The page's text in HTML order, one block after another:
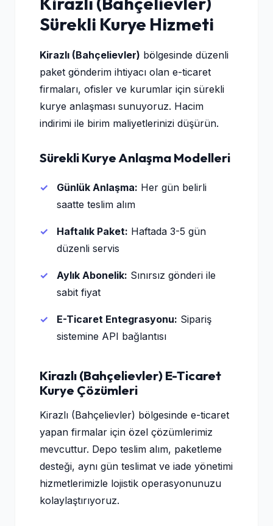
Sürekli Kurye Hizmeti
Kirazlı (Bahçelievler) bölgesinde düzenli
paket gönderim ihtiyacı olan e-ticaret
firmaları, ofisler ve kurumlar için sürekli
kurye anlaşması sunuyoruz. Hacim
indirimi ile birim maliyetlerinizi düşürün.
Sürekli Kurye Anlaşma Modelleri
Günlük Anlaşma: Her gün belirli
saatte teslim alım
Haftalık Paket: Haftada 3-5 gün
düzenli servis
Aylık Abonelik: Sınırsız gönderi ile
sabit fiyat
E-Ticaret Entegrasyonu: Sipariş
sistemine API bağlantısı
Kirazlı (Bahçelievler) E-Ticaret
Kurye Çözümleri
Kirazlı (Bahçelievler) bölgesinde e-ticaret
yapan firmalar için özel çözümlerimiz
mevcuttur. Depo teslim alım, paketleme
desteği, aynı gün teslimat ve iade yönetimi
hizmetlerimizle lojistik operasyonunuzu
kolaylaştırıyoruz.